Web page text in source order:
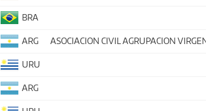
BRA
ARG ASOCIACION CIVIL AGRUPACION
URU
ARG